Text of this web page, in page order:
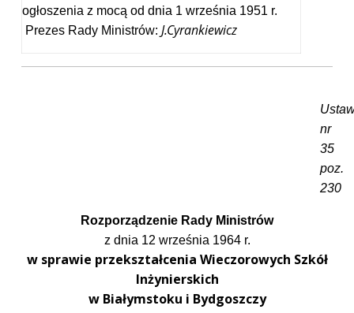
ogłoszenia z mocą od dnia 1 września 1951 r.
Prezes Rady Ministrów: J.Cyrankiewicz
nr
35
poz.
230
Rozporządzenie Rady Ministrów
z dnia 12 września 1964 r.
w sprawie przekształcenia Wieczorowych Szkół
Inżynierskich
w Białymstoku i Bydgoszczy